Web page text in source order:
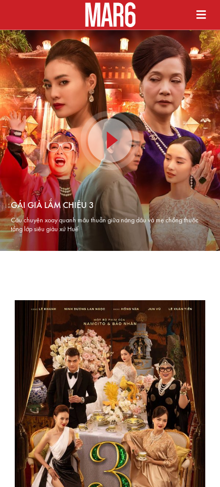
GÁI GIÀ LẮM CHIÊU 3
Câu chuyện xoay quanh mâu thuẫn giữa nàng dâu và mẹ chồng thuộc
tầng lớp siêu giàu xứ Huế